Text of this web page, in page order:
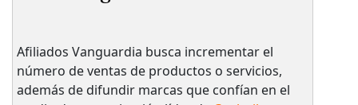
Afiliados Vanguardia busca incrementar el
número de ventas de productos o servicios,
además de difundir marcas que confían en el